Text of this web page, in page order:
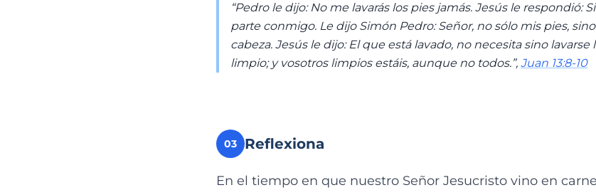
“Pedro le dijo: No me lavarás los pies jamás. Jesús le respondió:
parte conmigo. Le dijo Simón Pedro: Señor, no sólo mis pies,
cabeza. Jesús le dijo: El que está lavado, no necesita sino
limpio; y vosotros limpios estáis, aunque no todos.”, Juan 13:8-10
03 Reflexiona
En el tiempo en que nuestro Señor Jesucristo vino en